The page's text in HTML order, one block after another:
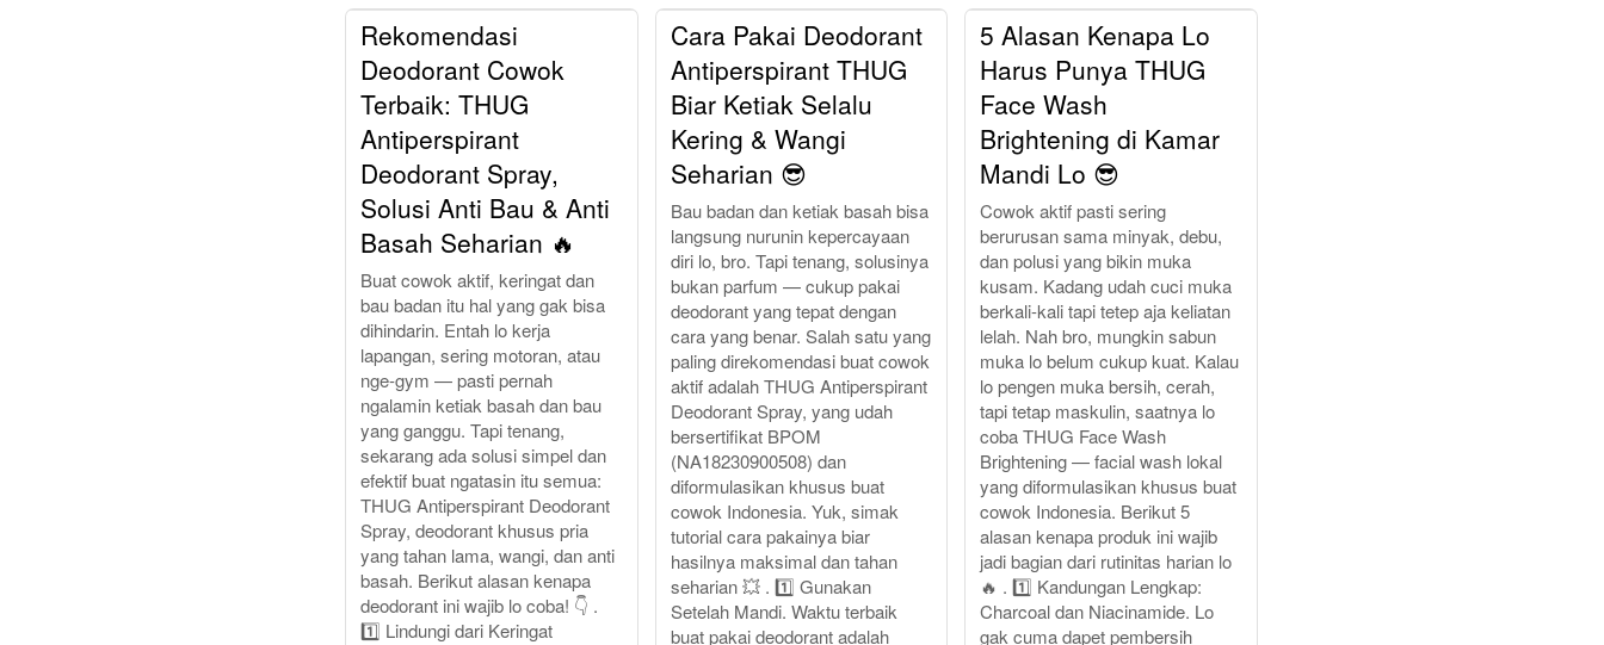
Rekomendasi
Deodorant Cowok
Terbaik: THUG
Antiperspirant
Deodorant Spray,
Solusi Anti Bau & Anti
Basah Seharian 🔥
Buat cowok aktif, keringat dan
bau badan itu hal yang gak bisa
dihindarin. Entah lo kerja
lapangan, sering motoran, atau
nge-gym — pasti pernah
ngalamin ketiak basah dan bau
yang ganggu. Tapi tenang,
sekarang ada solusi simpel dan
efektif buat ngatasin itu semua:
THUG Antiperspirant Deodorant
Spray, deodorant khusus pria
yang tahan lama, wangi, dan anti
basah. Berikut alasan kenapa
deodorant ini wajib lo coba! 👇 .
1️⃣ Lindungi dari Keringat
Cara Pakai Deodorant
Antiperspirant THUG
Biar Ketiak Selalu
Kering & Wangi
Seharian 😎
Bau badan dan ketiak basah bisa
langsung nurunin kepercayaan
diri lo, bro. Tapi tenang, solusinya
bukan parfum — cukup pakai
deodorant yang tepat dengan
cara yang benar. Salah satu yang
paling direkomendasi buat cowok
aktif adalah THUG Antiperspirant
Deodorant Spray, yang udah
bersertifikat BPOM
(NA18230900508) dan
diformulasikan khusus buat
cowok Indonesia. Yuk, simak
tutorial cara pakainya biar
hasilnya maksimal dan tahan
seharian 💥 . 1️⃣ Gunakan
Setelah Mandi. Waktu terbaik
buat pakai deodorant adalah
5 Alasan Kenapa Lo
Harus Punya THUG
Face Wash
Brightening di Kamar
Mandi Lo 😎
Cowok aktif pasti sering
berurusan sama minyak, debu,
dan polusi yang bikin muka
kusam. Kadang udah cuci muka
berkali-kali tapi tetep aja keliatan
lelah. Nah bro, mungkin sabun
muka lo belum cukup kuat. Kalau
lo pengen muka bersih, cerah,
tapi tetap maskulin, saatnya lo
coba THUG Face Wash
Brightening — facial wash lokal
yang diformulasikan khusus buat
cowok Indonesia. Berikut 5
alasan kenapa produk ini wajib
jadi bagian dari rutinitas harian lo
🔥 . 1️⃣ Kandungan Lengkap:
Charcoal dan Niacinamide. Lo
gak cuma dapet pembersih